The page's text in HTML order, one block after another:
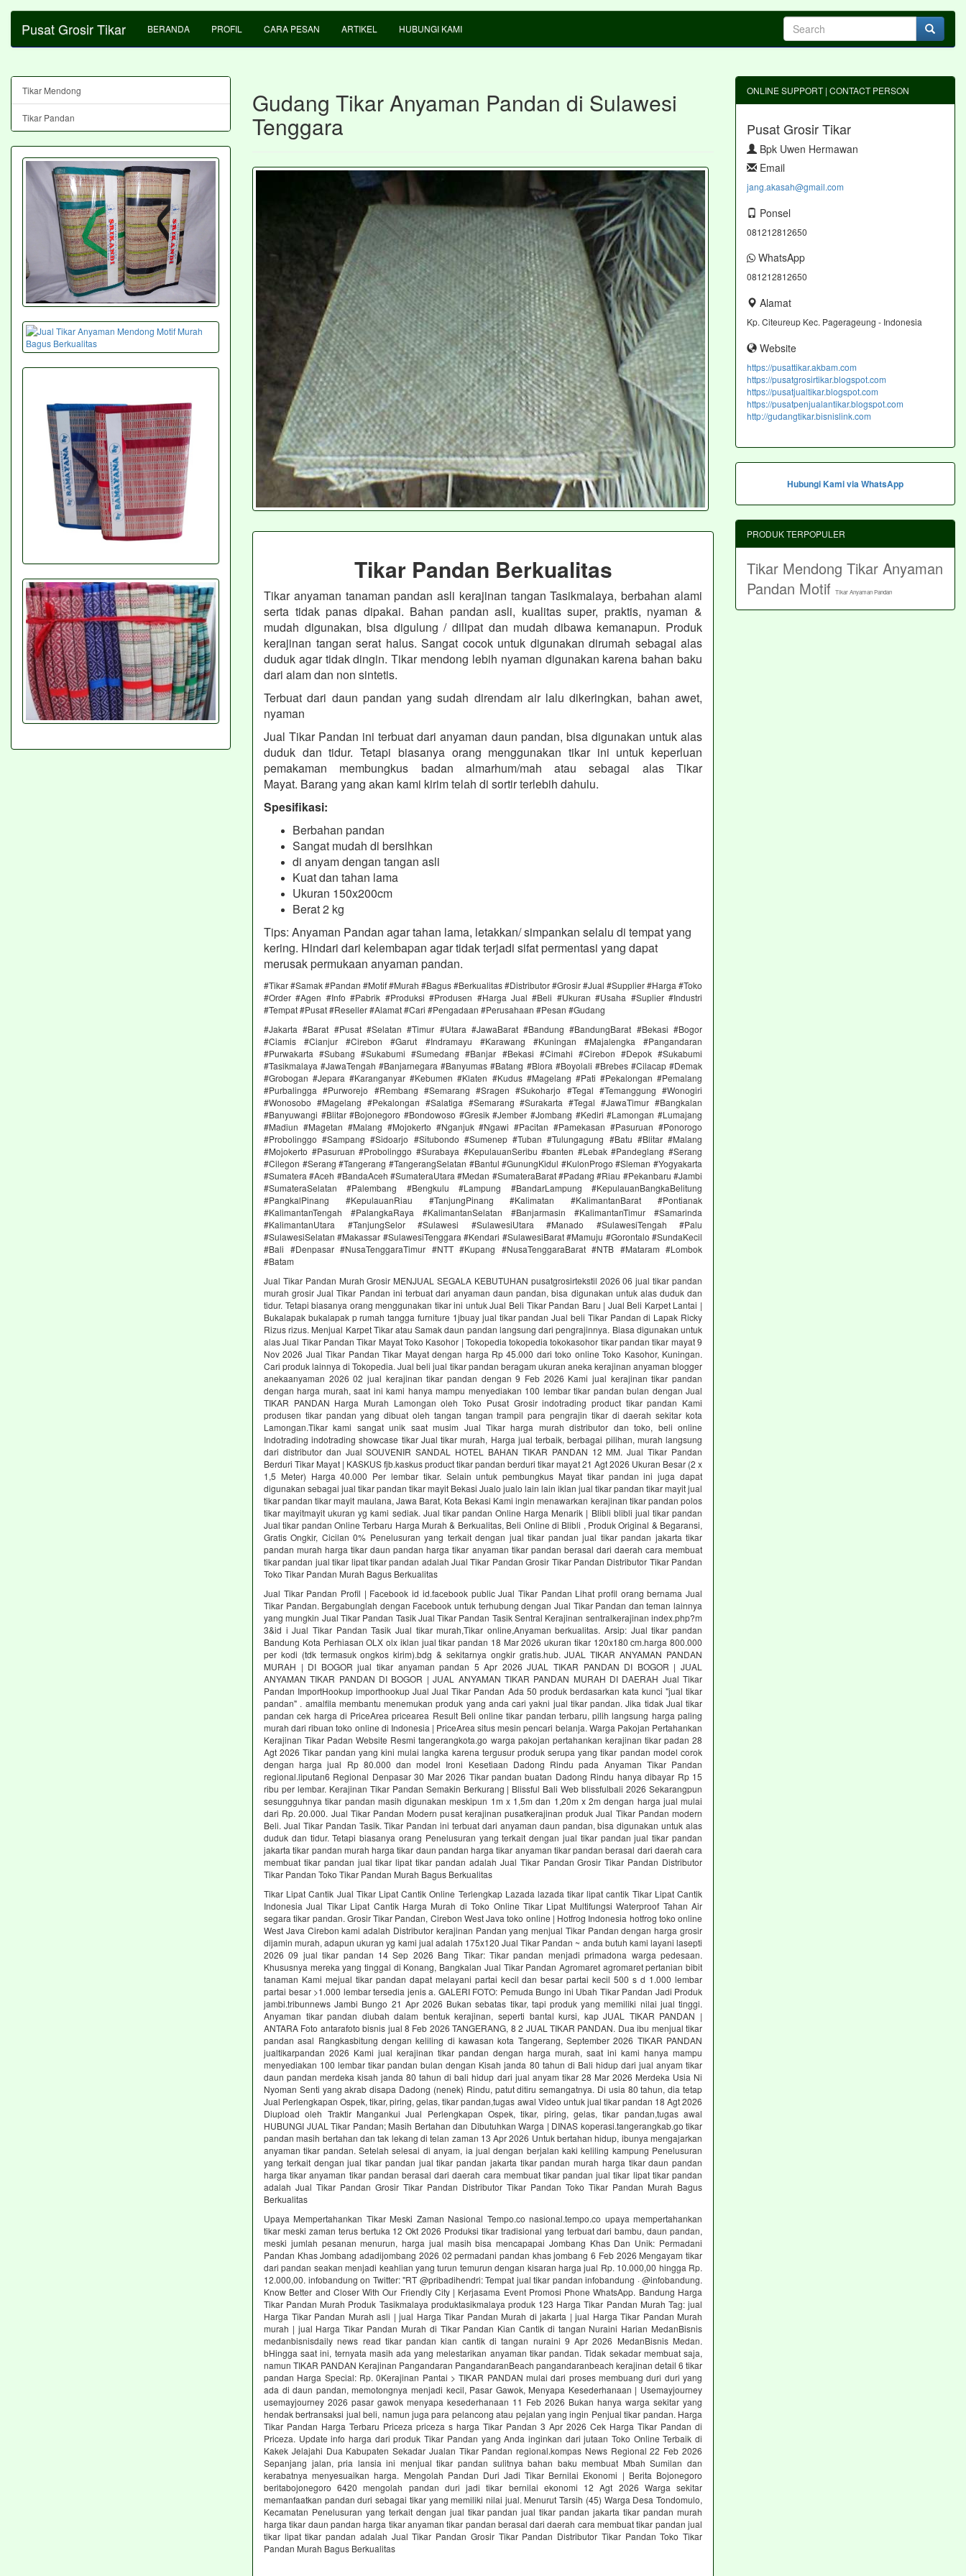
Pusat Grosir Tikar BERANDA PROFIL CARA PESAN ARTIKEL HUBUNGI KAMI
Gudang Tikar Anyaman Pandan di Sulawesi
Tenggara
Tikar Pandan Berkualitas
Tikar anyaman tanaman pandan asli kerajinan tangan Tasikmalaya, berbahan alami
serta tidak panas dipakai. Bahan pandan asli, kualitas super, praktis, nyaman &
mudah digunakan, bisa digulung / dilipat dan mudah dibawa kemanapun. Produk
kerajinan tangan serat halus. Sangat cocok untuk digunakan dirumah sebagai alas
duduk agar tidak dingin. Tikar mendong lebih nyaman digunakan karena bahan baku
dari alam dan non sintetis.
Terbuat dari daun pandan yang sudah direndam air lalu dikeringkan, bahan awet,
nyaman
Jual Tikar Pandan ini terbuat dari anyaman daun pandan, bisa digunakan untuk alas
duduk dan tidur. Tetapi biasanya orang menggunakan tikar ini untuk keperluan
pemakaman membungkus badan almarhum/mah atau sebagai alas Tikar
Mayat. Barang yang akan kami kirim telah di sortir terlebih dahulu.
Spesifikasi:
Berbahan pandan
Sangat mudah di bersihkan
di anyam dengan tangan asli
Kuat dan tahan lama
Ukuran 150x200cm
Berat 2 kg
Tips: Anyaman Pandan agar tahan lama, letakkan/ simpankan selalu di tempat yang
kering. Hindari dari kelembapan agar tidak terjadi sifat permentasi yang dapat
merusak permukaan anyaman pandan.
#Tikar #Samak #Pandan #Motif #Murah #Bagus #Berkualitas #Distributor #Grosir #Jual #Supplier #Harga #Toko
#Order #Agen #Info #Pabrik #Produksi #Produsen #Harga Jual #Beli #Ukuran #Usaha #Suplier #Industri
#Tempat #Pusat #Reseller #Alamat #Cari #Pengadaan #Perusahaan #Pesan #Gudang
#Jakarta #Barat #Pusat #Selatan #Timur #Utara #JawaBarat #Bandung #BandungBarat #Bekasi #Bogor
#Ciamis #Cianjur #Cirebon #Garut #Indramayu #Karawang #Kuningan #Majalengka #Pangandaran
#Purwakarta #Subang #Sukabumi #Sumedang #Banjar #Bekasi #Cimahi #Cirebon #Depok #Sukabumi
#Tasikmalaya #JawaTengah #Banjarnegara #Banyumas #Batang #Blora #Boyolali #Brebes #Cilacap #Demak
#Grobogan #Jepara #Karanganyar #Kebumen #Klaten #Kudus #Magelang #Pati #Pekalongan #Pemalang
#Purbalingga #Purworejo #Rembang #Semarang #Sragen #Sukoharjo #Tegal #Temanggung #Wonogiri
#Wonosobo #Magelang #Pekalongan #Salatiga #Semarang #Surakarta #Tegal #JawaTimur #Bangkalan
#Banyuwangi #Blitar #Bojonegoro #Bondowoso #Gresik #Jember #Jombang #Kediri #Lamongan #Lumajang
#Madiun #Magetan #Malang #Mojokerto #Nganjuk #Ngawi #Pacitan #Pamekasan #Pasuruan #Ponorogo
#Probolinggo #Sampang #Sidoarjo #Situbondo #Sumenep #Tuban #Tulungagung #Batu #Blitar #Malang
#Mojokerto #Pasuruan #Probolinggo #Surabaya #KepulauanSeribu #banten #Lebak #Pandeglang #Serang
#Cilegon #Serang #Tangerang #TangerangSelatan #Bantul #GunungKidul #KulonProgo #Sleman #Yogyakarta
#Sumatera #Aceh #BandaAceh #SumateraUtara #Medan #SumateraBarat #Padang #Riau #Pekanbaru #Jambi
#SumateraSelatan #Palembang #Bengkulu #Lampung #BandarLampung #KepulauanBangkaBelitung
#PangkalPinang #KepulauanRiau #TanjungPinang #Kalimatan #KalimantanBarat #Pontianak
#KalimantanTengah #PalangkaRaya #KalimantanSelatan #Banjarmasin #KalimantanTimur #Samarinda
#KalimantanUtara #TanjungSelor #Sulawesi #SulawesiUtara #Manado #SulawesiTengah #Palu
#SulawesiSelatan #Makassar #SulawesiTenggara #Kendari #SulawesiBarat #Mamuju #Gorontalo #SundaKecil
#Bali #Denpasar #NusaTenggaraTimur #NTT #Kupang #NusaTenggaraBarat #NTB #Mataram #Lombok
#Batam
Jual Tikar Pandan Murah Grosir MENJUAL SEGALA KEBUTUHAN pusatgrosirtekstil 2026 06 jual tikar pandan
murah grosir Jual Tikar Pandan ini terbuat dari anyaman daun pandan, bisa digunakan untuk alas duduk dan
tidur. Tetapi biasanya orang menggunakan tikar ini untuk Jual Beli Tikar Pandan Baru | Jual Beli Karpet Lantai |
Bukalapak bukalapak p rumah tangga furniture 1jbuay jual tikar pandan Jual beli Tikar Pandan di Lapak Ricky
Rizus rizus. Menjual Karpet Tikar atau Samak daun pandan langsung dari pengrajinnya. Biasa digunakan untuk
alas Jual Tikar Pandan Tikar Mayat Toko Kasohor | Tokopedia tokopedia tokokasohor tikar pandan tikar mayat 9
Nov 2026 Jual Tikar Pandan Tikar Mayat dengan harga Rp 45.000 dari toko online Toko Kasohor, Kuningan.
Cari produk lainnya di Tokopedia. Jual beli jual tikar pandan beragam ukuran aneka kerajinan anyaman blogger
anekaanyaman 2026 02 jual kerajinan tikar pandan dengan 9 Feb 2026 Kami jual kerajinan tikar pandan
dengan harga murah, saat ini kami hanya mampu menyediakan 100 lembar tikar pandan bulan dengan Jual
TIKAR PANDAN Harga Murah Lamongan oleh Toko Pusat Grosir indotrading product tikar pandan Kami
produsen tikar pandan yang dibuat oleh tangan tangan trampil para pengrajin tikar di daerah sekitar kota
Lamongan.Tikar kami sangat unik saat musim Jual Tikar harga murah distributor dan toko, beli online
Indotrading indotrading showcase tikar Jual tikar murah, Harga jual terbaik, berbagai pilihan, murah langsung
dari distributor dan Jual SOUVENIR SANDAL HOTEL BAHAN TIKAR PANDAN 12 MM. Jual Tikar Pandan
Berduri Tikar Mayat | KASKUS fjb.kaskus product tikar pandan berduri tikar mayat 21 Agt 2026 Ukuran Besar (2 x
1,5 Meter) Harga 40.000 Per lembar tikar. Selain untuk pembungkus Mayat tikar pandan ini juga dapat
digunakan sebagai jual tikar pandan tikar mayit Bekasi Jualo jualo lain lain iklan jual tikar pandan tikar mayit jual
tikar pandan tikar mayit maulana, Jawa Barat, Kota Bekasi Kami ingin menawarkan kerajinan tikar pandan polos
tikar mayitmayit ukuran yg kami sediak. Jual tikar pandan Online Harga Menarik | Blibli blibli jual tikar pandan
Jual tikar pandan Online Terbaru Harga Murah & Berkualitas, Beli Online di Blibli , Produk Original & Begaransi,
Gratis Ongkir, Cicilan 0% Penelusuran yang terkait dengan jual tikar pandan jual tikar pandan jakarta tikar
pandan murah harga tikar daun pandan harga tikar anyaman tikar pandan berasal dari daerah cara membuat
tikar pandan jual tikar lipat tikar pandan adalah Jual Tikar Pandan Grosir Tikar Pandan Distributor Tikar Pandan
Toko Tikar Pandan Murah Bagus Berkualitas
Jual Tikar Pandan Profil | Facebook id id.facebook public Jual Tikar Pandan Lihat profil orang bernama Jual
Tikar Pandan. Bergabunglah dengan Facebook untuk terhubung dengan Jual Tikar Pandan dan teman lainnya
yang mungkin Jual Tikar Pandan Tasik Jual Tikar Pandan Tasik Sentral Kerajinan sentralkerajinan index.php?m
3&id i Jual Tikar Pandan Tasik Jual tikar murah,Tikar online,Anyaman berkualitas. Arsip: Jual tikar pandan
Bandung Kota Perhiasan OLX olx iklan jual tikar pandan 18 Mar 2026 ukuran tikar 120x180 cm.harga 800.000
per kodi (tdk termasuk ongkos kirim).bdg & sekitarnya ongkir gratis.hub. JUAL TIKAR ANYAMAN PANDAN
MURAH | DI BOGOR jual tikar anyaman pandan 5 Apr 2026 JUAL TIKAR PANDAN DI BOGOR | JUAL
ANYAMAN TIKAR PANDAN DI BOGOR | JUAL ANYAMAN TIKAR PANDAN MURAH DI DAERAH Jual Tikar
Pandan ImportHookup importhookup Jual Jual Tikar Pandan Ada 50 produk berdasarkan kata kunci "jual tikar
pandan" . amalfila membantu menemukan produk yang anda cari yakni jual tikar pandan. Jika tidak Jual tikar
pandan cek harga di PriceArea pricearea Result Beli online tikar pandan terbaru, pilih langsung harga paling
murah dari ribuan toko online di Indonesia | PriceArea situs mesin pencari belanja. Warga Pakojan Pertahankan
Kerajinan Tikar Padan Website Resmi tangerangkota.go warga pakojan pertahankan kerajinan tikar padan 28
Agt 2026 Tikar pandan yang kini mulai langka karena tergusur produk serupa yang tikar pandan model corok
dengan harga jual Rp 80.000 dan model Ironi Kesetiaan Dadong Rindu pada Anyaman Tikar Pandan
regional.liputan6 Regional Denpasar 30 Mar 2026 Tikar pandan buatan Dadong Rindu hanya dibayar Rp 15
ribu per lembar. Kerajinan Tikar Pandan Semakin Berkurang | Blissful Bali Web blissfulbali 2026 Sekarangpun
sesungguhnya tikar pandan masih digunakan meskipun 1m x 1,5m dan 1,20m x 2m dengan harga jual mulai
dari Rp. 20.000. Jual Tikar Pandan Modern pusat kerajinan pusatkerajinan produk Jual Tikar Pandan modern
Beli. Jual Tikar Pandan Tasik. Tikar Pandan ini terbuat dari anyaman daun pandan, bisa digunakan untuk alas
duduk dan tidur. Tetapi biasanya orang Penelusuran yang terkait dengan jual tikar pandan jual tikar pandan
jakarta tikar pandan murah harga tikar daun pandan harga tikar anyaman tikar pandan berasal dari daerah cara
membuat tikar pandan jual tikar lipat tikar pandan adalah Jual Tikar Pandan Grosir Tikar Pandan Distributor
Tikar Pandan Toko Tikar Pandan Murah Bagus Berkualitas
Tikar Lipat Cantik Jual Tikar Lipat Cantik Online Terlengkap Lazada lazada tikar lipat cantik Tikar Lipat Cantik
Indonesia Jual Tikar Lipat Cantik Harga Murah di Toko Online Tikar Lipat Multifungsi Waterproof Tahan Air
segara tikar pandan. Grosir Tikar Pandan, Cirebon West Java toko online | Hotfrog Indonesia hotfrog toko online
West Java Cirebon kami adalah Distributor kerajinan Pandan yang menjual Tikar Pandan dengan harga grosir
dijamin murah, adapun ukuran yg kami jual adalah 175x120 Jual Tikar Pandan ~ anda butuh kami layani lasepti
2026 09 jual tikar pandan 14 Sep 2026 Bang Tikar: Tikar pandan menjadi primadona warga pedesaan.
Khususnya mereka yang tinggal di Konang, Bangkalan Jual Tikar Pandan Agromaret agromaret pertanian bibit
tanaman Kami mejual tikar pandan dapat melayani partai kecil dan besar partai kecil 500 s d 1.000 lembar
partai besar >1.000 lembar tersedia jenis a. GALERI FOTO: Pemuda Bungo ini Ubah Tikar Pandan Jadi Produk
jambi.tribunnews Jambi Bungo 21 Apr 2026 Bukan sebatas tikar, tapi produk yang memiliki nilai jual tinggi.
Anyaman tikar pandan diubah dalam bentuk kerajinan, seperti bantal kursi, kap JUAL TIKAR PANDAN |
ANTARA Foto antarafoto bisnis jual 8 Feb 2026 TANGERANG, 8 2 JUAL TIKAR PANDAN. Dua ibu menjual tikar
pandan asal Rangkasbitung dengan keliling di kawasan kota Tangerang, September 2026 TIKAR PANDAN
jualtikarpandan 2026 Kami jual kerajinan tikar pandan dengan harga murah, saat ini kami hanya mampu
menyediakan 100 lembar tikar pandan bulan dengan Kisah janda 80 tahun di Bali hidup dari jual anyam tikar
daun pandan merdeka kisah janda 80 tahun di bali hidup dari jual anyam tikar 28 Mar 2026 Merdeka Usia Ni
Nyoman Senti yang akrab disapa Dadong (nenek) Rindu, patut ditiru semangatnya. Di usia 80 tahun, dia tetap
Jual Perlengkapan Ospek, tikar, piring, gelas, tikar pandan,tugas awal Video untuk jual tikar pandan 18 Agt 2026
Diupload oleh Traktir Mangankui Jual Perlengkapan Ospek, tikar, piring, gelas, tikar pandan,tugas awal
HUBUNGI JUAL Tikar Pandan; Masih Bertahan dan Dibutuhkan Warga | DINAS koperasi.tangerangkab.go tikar
pandan masih bertahan dan tak lekang di telan zaman 13 Apr 2026 Untuk bertahan hidup, ibunya mengajarkan
anyaman tikar pandan. Setelah selesai di anyam, ia jual dengan berjalan kaki keliling kampung Penelusuran
yang terkait dengan jual tikar pandan jual tikar pandan jakarta tikar pandan murah harga tikar daun pandan
harga tikar anyaman tikar pandan berasal dari daerah cara membuat tikar pandan jual tikar lipat tikar pandan
adalah Jual Tikar Pandan Grosir Tikar Pandan Distributor Tikar Pandan Toko Tikar Pandan Murah Bagus
Berkualitas
Upaya Mempertahankan Tikar Meski Zaman Nasional Tempo.co nasional.tempo.co upaya mempertahankan
tikar meski zaman terus bertuka 12 Okt 2026 Produksi tikar tradisional yang terbuat dari bambu, daun pandan,
meski jumlah pesanan menurun, harga jual masih bisa mencapapai Jombang Khas Dan Unik: Permadani
Pandan Khas Jombang adadijombang 2026 02 permadani pandan khas jombang 6 Feb 2026 Mengayam tikar
dari pandan seakan menjadi keahlian yang turun temurun dengan kisaran harga jual Rp. 10.000,00 hingga Rp.
12.000,00. infobandung on Twitter: "RT @pribadihendri: Tempat jual tikar pandan infobandung · @infobandung.
Know Better and Closer With Our Friendly City | Kerjasama Event Promosi Phone WhatsApp. Bandung Harga
Tikar Pandan Murah Produk Tasikmalaya produktasikmalaya produk 123 Harga Tikar Pandan Murah Tag: jual
Harga Tikar Pandan Murah asli | jual Harga Tikar Pandan Murah di jakarta | jual Harga Tikar Pandan Murah
murah | jual Harga Tikar Pandan Murah di Tikar Pandan Kian Cantik di tangan Nuraini Harian MedanBisnis
medanbisnisdaily news read tikar pandan kian cantik di tangan nuraini 9 Apr 2026 MedanBisnis Medan.
bHingga saat ini, ternyata masih ada yang melestarikan anyaman tikar pandan. Tidak sekadar membuat saja,
namun TIKAR PANDAN Kerajinan Pangandaran PangandaranBeach pangandaranbeach kerajinan detail 6 tikar
pandan Harga Special: Rp. 0Kerajinan Pantai > TIKAR PANDAN mulai dari proses membuang duri duri yang
ada di daun pandan, memotongnya menjadi kecil, Pasar Gawok, Menyapa Kesederhanaan | Usemayjourney
usemayjourney 2026 pasar gawok menyapa kesederhanaan 11 Feb 2026 Bukan hanya warga sekitar yang
hendak bertransaksi jual beli, namun juga para pelancong atau pejalan yang ingin Penjual tikar pandan. Harga
Tikar Pandan Harga Terbaru Priceza priceza s harga Tikar Pandan 3 Apr 2026 Cek Harga Tikar Pandan di
Priceza. Update info harga dari produk Tikar Pandan yang Anda inginkan dari jutaan Toko Online Terbaik di
Kakek Jelajahi Dua Kabupaten Sekadar Jualan Tikar Pandan regional.kompas News Regional 22 Feb 2026
Sepanjang jalan, pria lansia ini menjual tikar pandan sulitnya bahan baku membuat Mbah Sumilan dan
kerabatnya menyesuaikan harga. Mengolah Pandan Duri Jadi Tikar Bernilai Ekonomi | Berita Bojonegoro
beritabojonegoro 6420 mengolah pandan duri jadi tikar bernilai ekonomi 12 Agt 2026 Warga sekitar
memanfaatkan pandan duri sebagai tikar yang memiliki nilai jual. Menurut Tarsih (45) Warga Desa Tondomulo,
Kecamatan Penelusuran yang terkait dengan jual tikar pandan jual tikar pandan jakarta tikar pandan murah
harga tikar daun pandan harga tikar anyaman tikar pandan berasal dari daerah cara membuat tikar pandan jual
tikar lipat tikar pandan adalah Jual Tikar Pandan Grosir Tikar Pandan Distributor Tikar Pandan Toko Tikar
Pandan Murah Bagus Berkualitas
Tikar Mendong
Tikar Pandan
ONLINE SUPPORT | CONTACT PERSON
Pusat Grosir Tikar
Bpk Uwen Hermawan
Email
jang.akasah@gmail.com
Ponsel
081212812650
WhatsApp
081212812650
Alamat
Kp. Citeureup Kec. Pagerageung - Indonesia
Website
https://pusattikar.akbam.com
https://pusatgrosirtikar.blogspot.com
https://pusatjualtikar.blogspot.com
https://pusatpenjualantikar.blogspot.com
http://gudangtikar.bisnislink.com
Hubungi Kami via WhatsApp
PRODUK TERPOPULER
Tikar Mendong Tikar Anyaman
Pandan Motif Tikar Anyaman Pandan